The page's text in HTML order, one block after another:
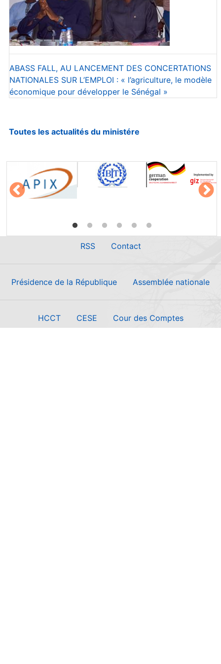
ABASS FALL, AU LANCEMENT DES CONCERTATIONS
NATIONALES SUR L’EMPLOI : « l’agriculture, le modèle
économique pour développer le Sénégal »
Toutes les actualités du ministére
RSS Contact
Présidence de la République Assemblée nationale
HCCT CESE Cour des Comptes